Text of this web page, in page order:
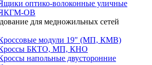
оптико-волоконные уличные
ОВ
для медножильных сетей
модули 19" (МП, КМВ)
БКТО, МП, КНО
напольные двусторонние